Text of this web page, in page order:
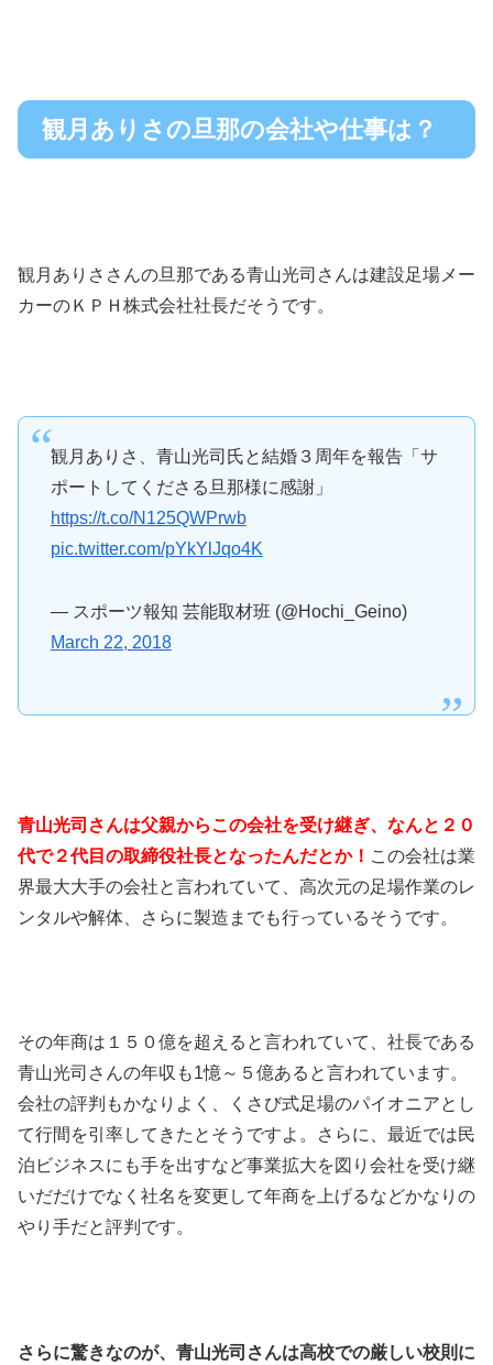
観月ありさの旦那の会社や仕事は？
観月ありささんの旦那である青山光司さんは建設足場メー
カーのＫＰＨ株式会社社長だそうです。
観月ありさ、青山光司氏と結婚３周年を報告「サ
ポートしてくださる旦那様に感謝」
https://t.co/N125QWPrwb
pic.twitter.com/pYkYlJqo4K
— スポーツ報知 芸能取材班 (@Hochi_Geino)
March 22, 2018
青山光司さんは父親からこの会社を受け継ぎ、なんと２０
代で２代目の取締役社長となったんだとか！ この会社は業
界最大大手の会社と言われていて、高次元の足場作業のレ
ンタルや解体、さらに製造までも行っているそうです。
その年商は１５０億を超えると言われていて、社長である
青山光司さんの年収も1憶～５億あると言われています。
会社の評判もかなりよく、くさび式足場のパイオニアとし
て行間を引率してきたとそうですよ。さらに、最近では民
泊ビジネスにも手を出すなど事業拡大を図り会社を受け継
いだだけでなく社名を変更して年商を上げるなどかなりの
やり手だと評判です。
さらに驚きなのが、青山光司さんは高校での厳しい校則に